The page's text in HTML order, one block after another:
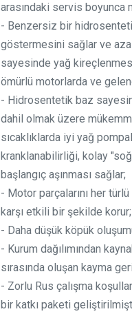
arasındaki servis boyunca
- Benzersiz bir
göstermesini sağlar ve
sayesinde yağ kireçlenmesi
ömürlü motorlarda ve
- Hidrosentetik baz
dahil olmak üzere
sıcaklıklarda iyi yağ
kranklanabilirliği, kolay
başlangıç aşınması sağlar;
- Motor parçalarını her
karşı etkili bir şekilde korur;
- Daha düşük köpük
- Kurum dağılımından
sırasında oluşan kayma
- Zorlu Rus çalışma
bir katkı paketi